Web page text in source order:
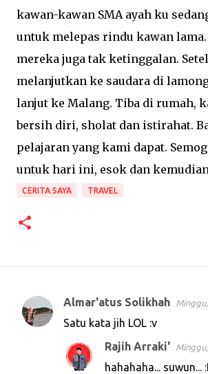
kawan-kawan SMA ayah ku
untuk melepas rindu kawan
mereka juga tak ketinggalan.
melanjutkan ke saudara di
lanjut ke Malang. Tiba di rumah,
bersih diri, sholat dan istirahat.
pelajaran yang kami dapat.
untuk hari ini, esok dan
CERITA SAYA TRAVEL
K
Almar'atus Solikhah
Satu kata jih LOL :v
Rajih Arraki'
hahahaha... suwun...